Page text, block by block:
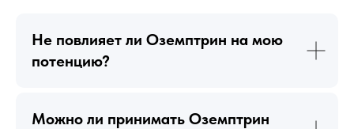
Не повлияет ли Оземптрин на мою
потенцию?
Можно ли принимать Оземптрин